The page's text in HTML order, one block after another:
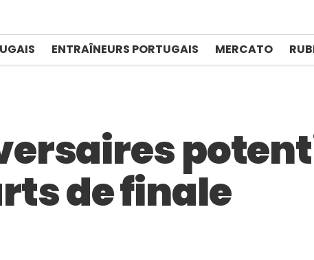
ENTRAÎNEURS PORTUGAIS MERCATO
de finale